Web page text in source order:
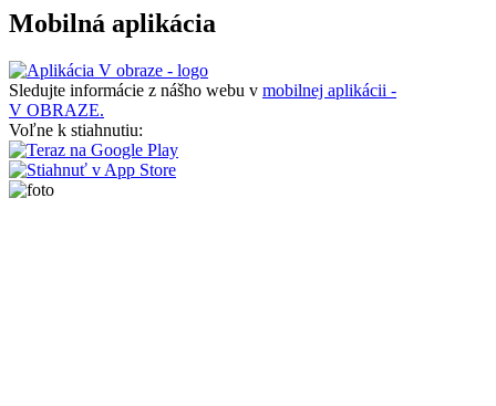
Mobilná aplikácia
Sledujte informácie z nášho webu v mobilnej aplikácii -
V OBRAZE.
Voľne k stiahnutiu: